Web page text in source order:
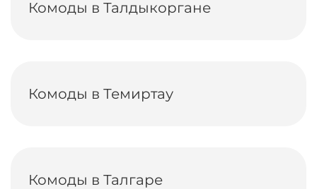
Комоды в Талдыкоргане
Комоды в Темиртау
Комоды в Талгаре